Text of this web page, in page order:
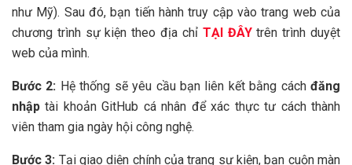
như Mỹ). Sau đó, bạn tiến hành truy cập vào trang web của
chương trình sự kiện theo địa chỉ TẠI ĐÂYtrên trình duyệt
web của mình.
Bước 2: Hệ thống sẽ yêu cầu bạn liên kết bằng cáchđăng
nhập tài khoản GitHub cá nhân để xác thực tư cách thành
viên tham gia ngày hội công nghệ.
Bước 3: Tại giao diện chính của trang sự kiện, bạn cuộn màn